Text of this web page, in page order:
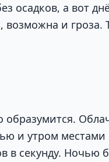
осадков, а вот
и гроза.
и утром
в секунду. Ночью